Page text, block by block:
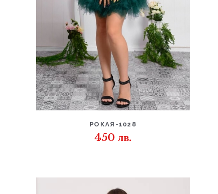
РОКЛЯ-1028
450 лв.